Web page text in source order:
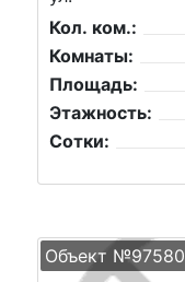
Кол. ком.:
Комнаты:
Площадь:
Этажность:
Сотки:
Объект №97580